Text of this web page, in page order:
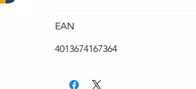
EAN
4013674167364